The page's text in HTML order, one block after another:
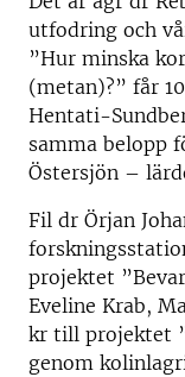
utfodring och
”Hur minska
(metan)?” får
Hentati-
samma belopp
Östersjön –
Fil dr Örjan
projektet
Eveline Krab,
kr till projektet
genom